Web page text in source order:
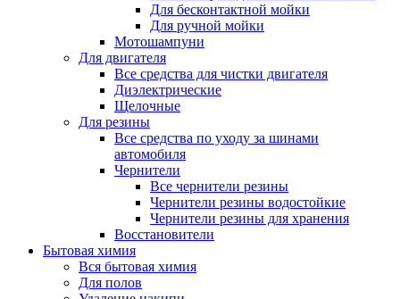
Для бесконтактной мойки
Для ручной мойки
Мотошампуни
Для двигателя
Все средства для чистки двигателя
Диэлектрические
Щелочные
Для резины
Все средства по уходу за шинами
автомобиля
Чернители
Все чернители резины
Чернители резины водостойкие
Чернители резины для хранения
Восстановители
Бытовая химия
Вся бытовая химия
Для полов